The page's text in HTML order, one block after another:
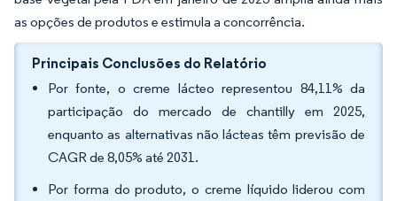
as opções de produtos e estimula a concorrência.
Principais Conclusões do Relatório
Por fonte, o creme lácteo representou 84,11% da
participação do mercado de chantilly em 2025,
enquanto as alternativas não lácteas têm previsão de
CAGR de 8,05% até 2031.
Por forma do produto, o creme líquido liderou com